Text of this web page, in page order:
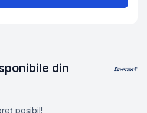
din
posibil!